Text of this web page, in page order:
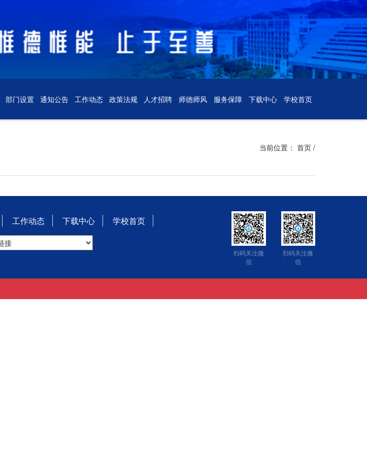
部门设置 通知公告 工作动态 政策法规 人才招聘 师德师风 服务保障 下载中心 学校首页
当前位置： 首页 /
工作动态 下载中心 学校首页
扫码关注微
信
扫码关注微
信